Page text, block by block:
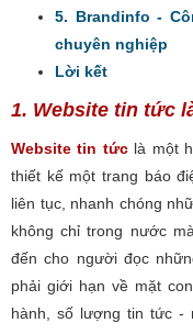
5. Brandinfo -
chuyên nghiệp
Lời kết
1. Website tin tức
Website tin tứclà một
thiết kế một trang báo
liên tục, nhanh chóng
không chỉ trong nước
đến cho người đọc
phải giới hạn về mặt
hành, số lượng tin tức -